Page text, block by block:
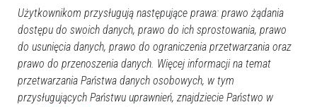
Użytkownikom przysługują następujące prawa: prawo żądania
dostępu do swoich danych, prawo do ich sprostowania, prawo
do usunięcia danych, prawo do ograniczenia przetwarzania oraz
prawo do przenoszenia danych. Więcej informacji na temat
przetwarzania Państwa danych osobowych, w tym
przysługujących Państwu uprawnień, znajdziecie Państwo w